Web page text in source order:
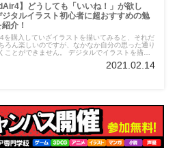
】どうしても「いいね！」が欲し
ジタルイラスト初心者に超おすすめの勉
介！
を購入していざイラストを描いてみると、それだ
ろん楽しいのですが、なかなか自分の思った通り
ことができません。 デジタルでイラストを描く
で気づきました。 今回は、その知識を得るため
2021.02.14